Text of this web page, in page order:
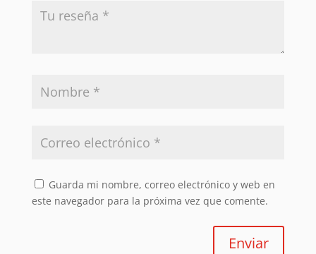
Guarda mi nombre, correo electrónico y web en
este navegador para la próxima vez que comente.
Enviar